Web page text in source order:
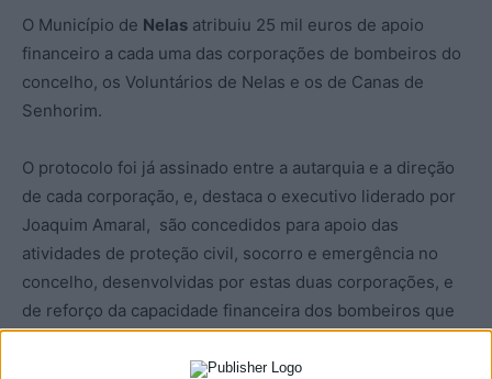
O Município de Nelas atribuiu 25 mil euros de apoio
financeiro a cada uma das corporações de bombeiros do
concelho, os Voluntários de Nelas e os de Canas de
Senhorim.
O protocolo foi já assinado entre a autarquia e a direção
de cada corporação, e, destaca o executivo liderado por
Joaquim Amaral, são concedidos para apoio das
atividades de proteção civil, socorro e emergência no
concelho, desenvolvidas por estas duas corporações, e
de reforço da capacidade financeira dos bombeiros que
permita manter as atividades diárias das corporações,
seja para manutenção e requalificação das instalações